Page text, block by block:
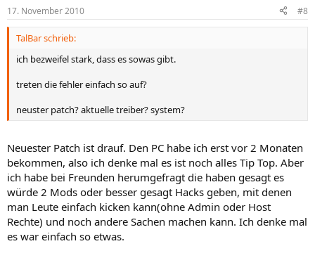
17. November 2010 #8
TalBar schrieb:
ich bezweifel stark, dass es sowas gibt.
treten die fehler einfach so auf?
neuster patch? aktuelle treiber? system?
Neuester Patch ist drauf. Den PC habe ich erst vor 2 Monaten
bekommen, also ich denke mal es ist noch alles Tip Top. Aber
ich habe bei Freunden herumgefragt die haben gesagt es
würde 2 Mods oder besser gesagt Hacks geben, mit denen
man Leute einfach kicken kann(ohne Admin oder Host
Rechte) und noch andere Sachen machen kann. Ich denke mal
es war einfach so etwas.